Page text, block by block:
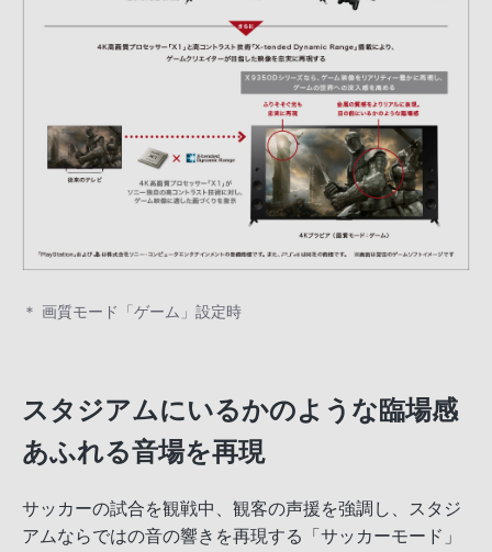
＊ 画質モード「ゲーム」設定時
スタジアムにいるかのような臨場感
あふれる音場を再現
サッカーの試合を観戦中、観客の声援を強調し、スタジ
アムならではの音の響きを再現する「サッカーモード」